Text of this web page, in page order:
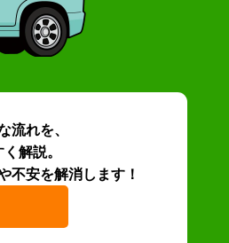
流れを、
解説。
不安を解消します！